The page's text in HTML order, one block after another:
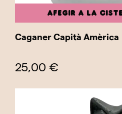
AFEGIR A LA
Caganer Capità Amèrica
25,00 €